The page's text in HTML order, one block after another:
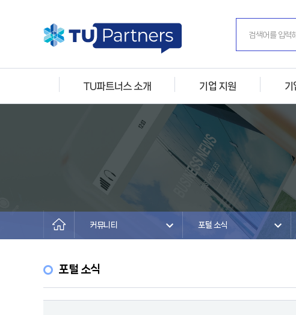
TU파트너스 소개 기업 지원 기
커뮤니티 포털 소식
포털 소식